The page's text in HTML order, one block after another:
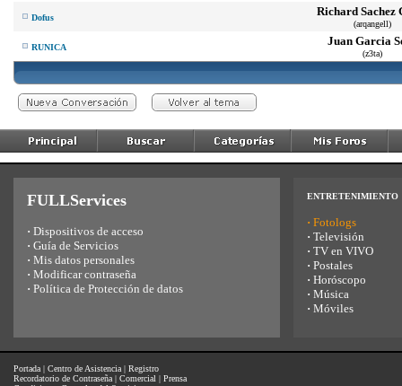
Dofus Richard Sachez
(arqangell)
RUNICA Juan Garcia
(z3ta)
FULLServices
· Dispositivos de acceso
· Guía de Servicios
· Mis datos personales
· Modificar contraseña
· Política de Protección de datos
ENTRETENIMIENTO
· Fotologs
· Televisión
· TV en VIVO
· Postales
· Horóscopo
· Música
· Móviles
Portada | Centro de Asistencia | Registro
Recordatorio de Contraseña | Comercial | Prensa